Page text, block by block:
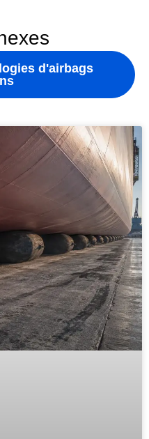
d'airbags